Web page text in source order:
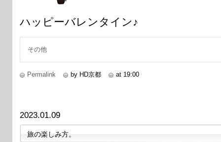
ハッピーバレンタイン♪
その他
Permalink by HD京都 at 19:00
2023.01.09
旅の楽しみ方。